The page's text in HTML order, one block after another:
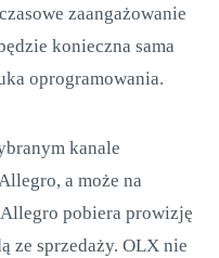
zaangażowanie
konieczna sama
oprogramowania.
kanale
a może na
pobiera prowizję
ze sprzedaży. OLX nie